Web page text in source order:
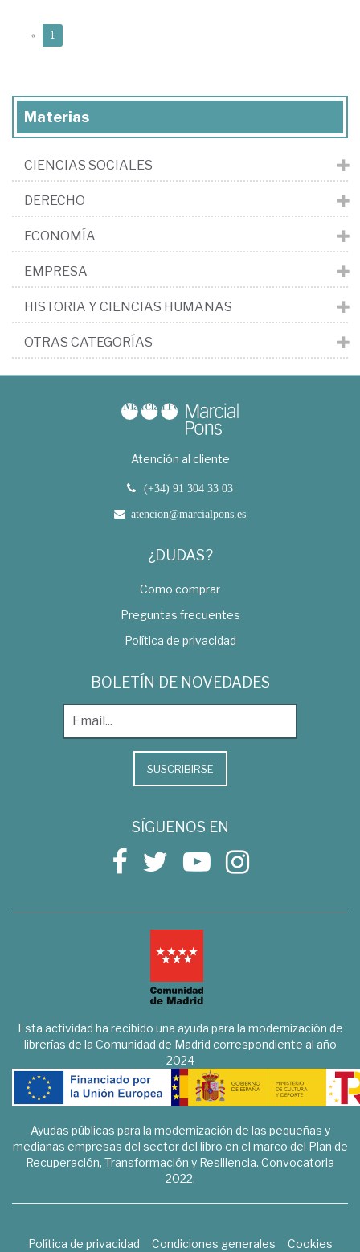
« 1
Materias
CIENCIAS SOCIALES
DERECHO
ECONOMÍA
EMPRESA
HISTORIA Y CIENCIAS HUMANAS
OTRAS CATEGORÍAS
Atención al cliente
(+34) 91 304 33 03
atencion@marcialpons.es
¿DUDAS?
Como comprar
Preguntas frecuentes
Política de privacidad
BOLETÍN DE NOVEDADES
SUSCRIBIRSE
SÍGUENOS EN
Esta actividad ha recibido una ayuda para la modernización de
librerías de la Comunidad de Madrid correspondiente al año
2024
Ayudas públicas para la modernización de las pequeñas y
medianas empresas del sector del libro en el marco del Plan de
Recuperación, Transformación y Resiliencia. Convocatoria
2022.
Política de privacidad Condiciones generales
Cookies